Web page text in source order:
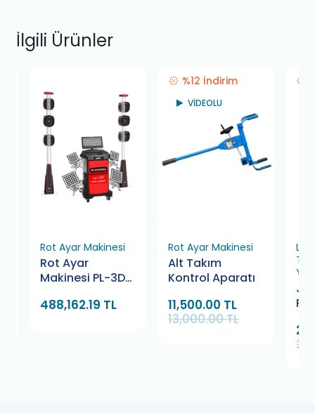
İlgili Ürünler
Rot Ayar Makinesi
Rot Ayar
Makinesi PL-3D-
488,162.19 TL
%12 İndirim
VİDEOLU
Rot Ayar Makinesi
Alt Takım
Kontrol Aparatı
11,500.00 TL
13,000.00 TL